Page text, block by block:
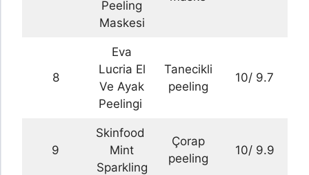
Peeling
Maskesi
8
Eva
Lucria El
Ve Ayak
Peelingi
Tanecikli
peeling
10/ 9.7
9
Skinfood
Mint
Sparkling
Çorap
peeling
10/ 9.9